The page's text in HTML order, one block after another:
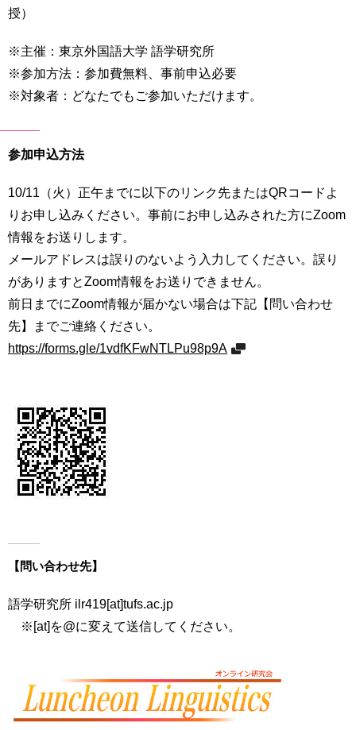
入
情
報
す
お
問
い
合
わ
せ
交
通
ス
サ
イ
ト
一
地
域
の
方
職
専
授）
※主催：東京外国語大学 語学研究所
※参加方法：参加費無料、事前申込必要
※対象者：どなたでもご参加いただけます。
参加申込方法
10/11（火）正午までに以下のリンク先またはQRコードよ
りお申し込みください。事前にお申し込みされた方にZoom
情報をお送りします。
メールアドレスは誤りのないよう入力してください。誤り
がありますとZoom情報をお送りできません。
前日までにZoom情報が届かない場合は下記【問い合わせ
先】までご連絡ください。
https://forms.gle/1vdfKFwNTLPu98p9A
【問い合わせ先】
語学研究所 ilr419[at]tufs.ac.jp
※[at]を@に変えて送信してください。